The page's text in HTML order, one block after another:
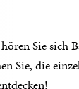
Sie sich
Sie, die